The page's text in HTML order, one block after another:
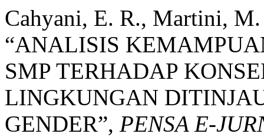
Cahyani, E. R., Martini,
“ANALISIS
SMP TERHADAP
LINGKUNGAN
GENDER”, PENSA E-